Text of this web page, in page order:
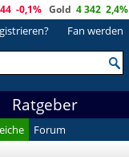
-0,1% Gold 4 342 2,4%
Fan werden
Ratgeber
Forum